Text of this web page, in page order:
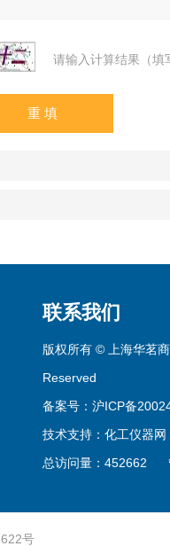
请输入计算结果（填
联系我们
版权所有 © 上海华茗
Reserved
备案号：沪ICP备
技术支持： 化工仪器网
总访问量：452662
号